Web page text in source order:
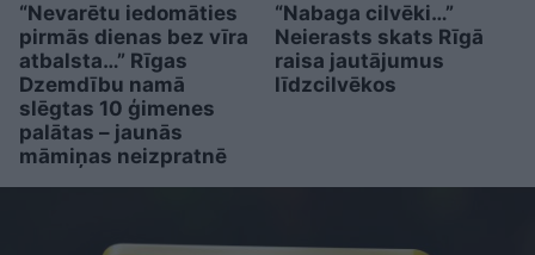
“Nevarētu iedomāties
pirmās dienas bez vīra
atbalsta…” Rīgas
Dzemdību namā
slēgtas 10 ģimenes
palātas – jaunās
māmiņas neizpratnē
“Nabaga cilvēki…”
Neierasts skats Rīgā
raisa jautājumus
līdzcilvēkos